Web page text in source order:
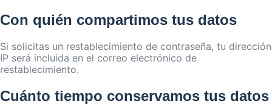
Con quién compartimos tus datos
Si solicitas un restablecimiento de contraseña, tu dirección
IP será incluida en el correo electrónico de
restablecimiento.
Cuánto tiempo conservamos tus datos